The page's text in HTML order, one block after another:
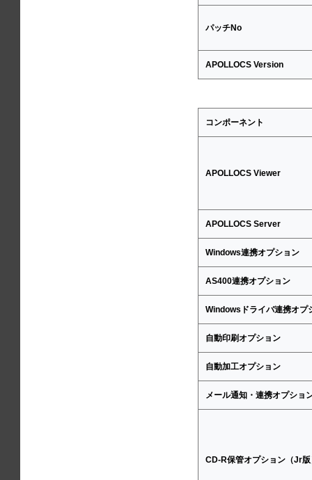
パッチNo
APOLLOCS Version
コンポーネント
APOLLOCS Viewer
APOLLOCS Server
Windows連携オプション
AS400連携オプション
Windowsドライバ連携オプ
自動印刷オプション
自動加工オプション
メール通知・連携オプショ
CD-R保管オプション（Jr